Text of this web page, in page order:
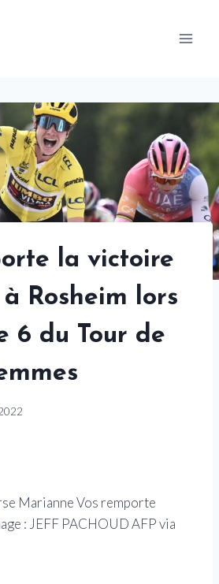
la victoire
Rosheim lors
6 du Tour de
Marianne Vos remporte
: JEFF PACHOUD AFP via